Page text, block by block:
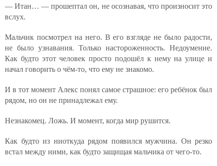
— Итан… — прошептал он, не осознавая, что произносит это
вслух.
Мальчик посмотрел на него. В его взгляде не было радости,
не было узнавания. Только настороженность. Недоумение.
Как будто этот человек просто подошёл к нему на улице и
начал говорить о чём-то, что ему не знакомо.
И в тот момент Алекс понял самое страшное: его ребёнок был
рядом, но он не принадлежал ему.
Незнакомец. Ложь. И момент, когда мир рушится.
Как будто из ниоткуда рядом появился мужчина. Он резко
встал между ними, как будто защищая мальчика от чего-то.